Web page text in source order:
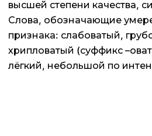
высшей степени качества,
Слова, обозначающие
признака: слабоватый,
хрипловатый (суффикс
лёгкий, небольшой по